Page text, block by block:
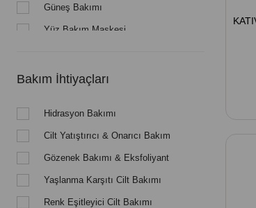
Güneş Bakımı
Yüz Bakım Maskesi
Bakım İhtiyaçları
Hidrasyon Bakımı
Cilt Yatıştırıcı & Onarıcı Bakım
Gözenek Bakımı & Eksfoliyant
Yaşlanma Karşıtı Cilt Bakımı
Renk Eşitleyici Cilt Bakımı